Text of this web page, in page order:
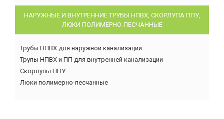
НАРУЖНЫЕ И ВНУТРЕННИЕ ТРУБЫ НПВХ, СКОРЛУПА ППУ,
ЛЮКИ ПОЛИМЕРНО-ПЕСЧАННЫЕ
Трубы НПВХ для наружной канализации
Трупы НПВХ и ПП для внутренней канализации
Скорлупы ППУ
Люки полимерно-песчанные